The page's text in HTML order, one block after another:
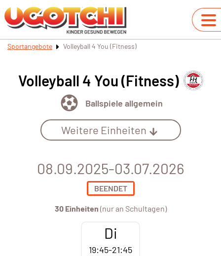
Sportangebote Volleyball 4 You (Fitness)
Volleyball 4 You (Fitness)
Ballspiele allgemein
Weitere Einheiten
08.09.2025-03.07.2026
BEENDET
30 Einheiten (nur an Schultagen)
Di
19:45-21:45